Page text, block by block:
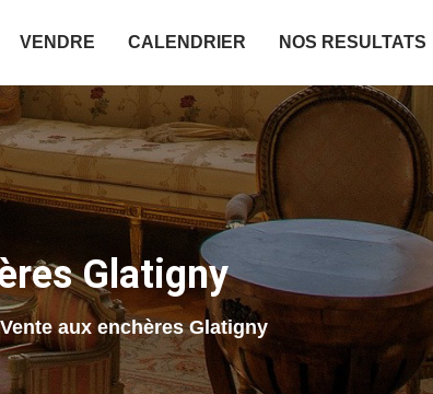
VENDRE CALENDRIER NOS RESULTATS
Glatigny
Vente aux enchères Glatigny